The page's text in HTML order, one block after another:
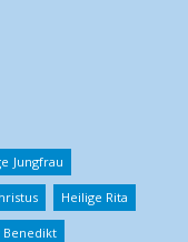
Jungfrau
Heilige Rita